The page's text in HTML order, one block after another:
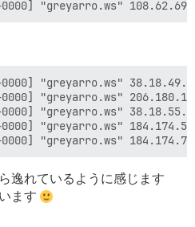
"greyarro.ws"
"greyarro.ws"
"greyarro.ws"
"greyarro.ws"
逸れているように感じます
ます